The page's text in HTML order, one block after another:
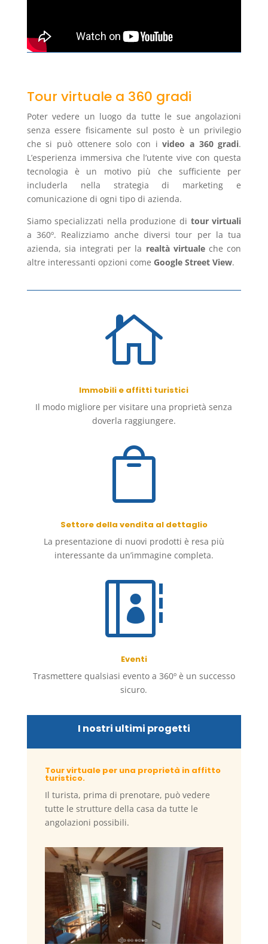
Tour virtuale a 360 gradi
Poter vedere un luogo da tutte le sue angolazioni
senza essere fisicamente sul posto è un privilegio
che si può ottenere solo con i video a 360 gradi.
L’esperienza immersiva che l’utente vive con questa
tecnologia è un motivo più che sufficiente per
includerla nella strategia di marketing e
comunicazione di ogni tipo di azienda.
Siamo specializzati nella produzione di tour virtuali
a 360º. Realizziamo anche diversi tour per la tua
azienda, sia integrati per la realtà virtualeche con
altre interessanti opzioni come Google Street View.

Immobili e affitti turistici
Il modo migliore per visitare una proprietà senza
doverla raggiungere.

Settore della vendita al dettaglio
La presentazione di nuovi prodotti è resa più
interessante da un’immagine completa.

Eventi
Trasmettere qualsiasi evento a 360º è un successo
sicuro.
I nostri ultimi progetti
Tour virtuale per una proprietà in affitto
turistico.
Il turista, prima di prenotare, può vedere
tutte le strutture della casa da tutte le
angolazioni possibili.